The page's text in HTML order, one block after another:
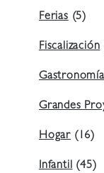
Ferias(5)
Fiscalización
Gastronomía
Grandes
Hogar (16)
Infantil(45)